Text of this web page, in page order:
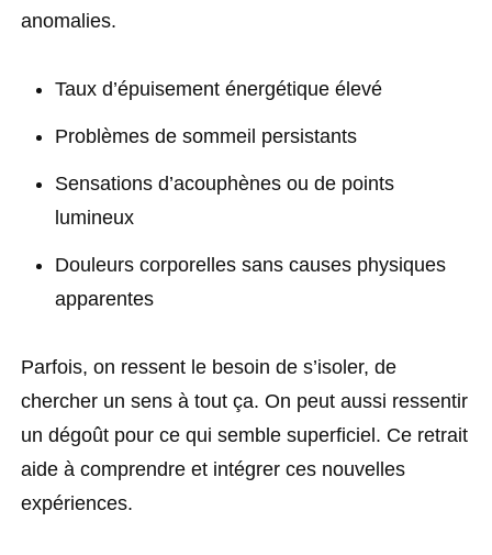
anomalies.
Taux d’épuisement énergétique élevé
Problèmes de sommeil persistants
Sensations d’acouphènes ou de points
lumineux
Douleurs corporelles sans causes physiques
apparentes
Parfois, on ressent le besoin de s’isoler, de
chercher un sens à tout ça. On peut aussi ressentir
un dégoût pour ce qui semble superficiel. Ce retrait
aide à comprendre et intégrer ces nouvelles
expériences.